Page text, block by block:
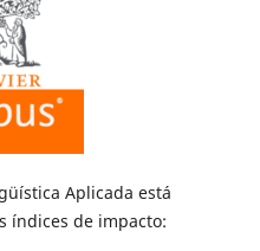
Aplicada está
índices de impacto: